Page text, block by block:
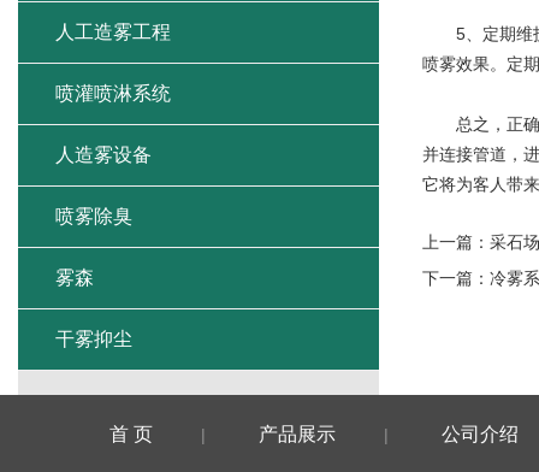
5、定期维护
喷雾效果。定
总之，正确
并连接管道，
它将为客人带
上一篇： 采石
下一篇： 冷雾
人工造雾工程
喷灌喷淋系统
人造雾设备
喷雾除臭
雾森
干雾抑尘
首 页 | 产品展示 | 公司介绍